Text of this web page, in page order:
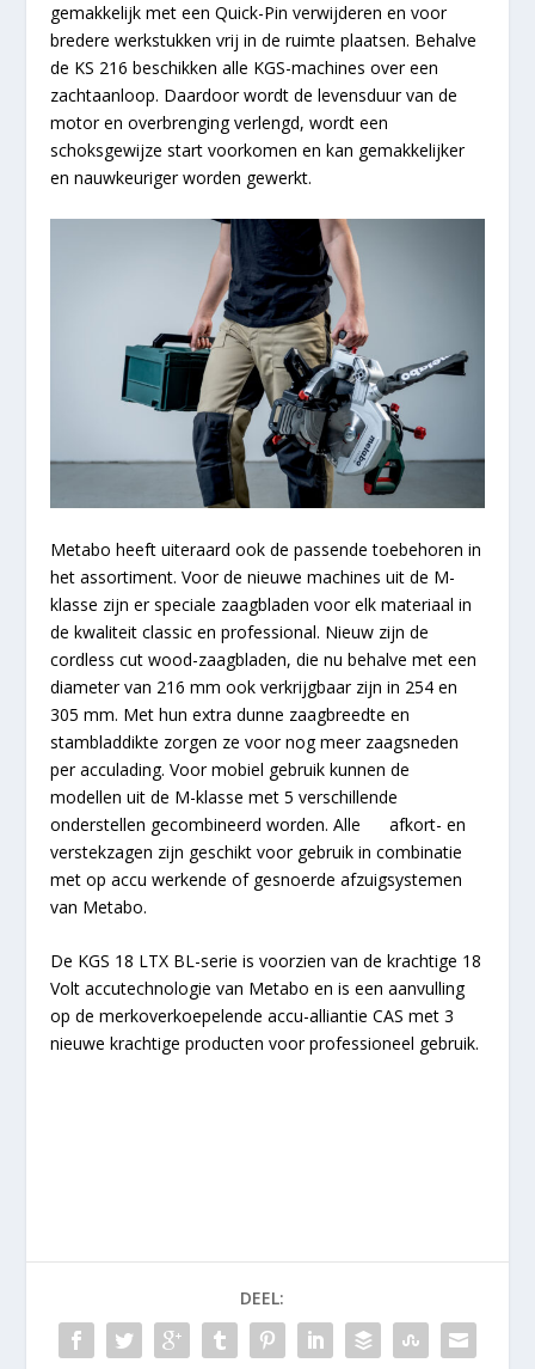
gemakkelijk met een Quick-Pin verwijderen en voor
bredere werkstukken vrij in de ruimte plaatsen. Behalve
de KS 216 beschikken alle KGS-machines over een
zachtaanloop. Daardoor wordt de levensduur van de
motor en overbrenging verlengd, wordt een
schoksgewijze start voorkomen en kan gemakkelijker
en nauwkeuriger worden gewerkt.
Metabo heeft uiteraard ook de passende toebehoren in
het assortiment. Voor de nieuwe machines uit de M-
klasse zijn er speciale zaagbladen voor elk materiaal in
de kwaliteit classic en professional. Nieuw zijn de
cordless cut wood-zaagbladen, die nu behalve met een
diameter van 216 mm ook verkrijgbaar zijn in 254 en
305 mm. Met hun extra dunne zaagbreedte en
stambladdikte zorgen ze voor nog meer zaagsneden
per acculading. Voor mobiel gebruik kunnen de
modellen uit de M-klasse met 5 verschillende
onderstellen gecombineerd worden. Alle afkort- en
verstekzagen zijn geschikt voor gebruik in combinatie
met op accu werkende of gesnoerde afzuigsystemen
van Metabo.
De KGS 18 LTX BL-serie is voorzien van de krachtige 18
Volt accutechnologie van Metabo en is een aanvulling
op de merkoverkoepelende accu-alliantie CAS met 3
nieuwe krachtige producten voor professioneel gebruik.
DEEL: